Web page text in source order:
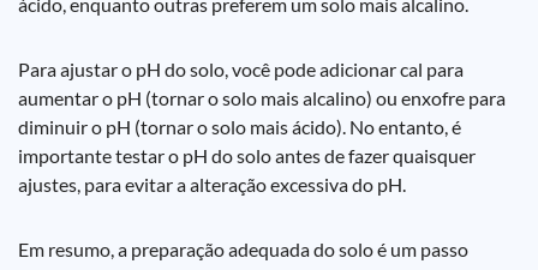
Para ajustar o pH do solo, você pode adicionar cal para
aumentar o pH (tornar o solo mais alcalino) ou enxofre para
diminuir o pH (tornar o solo mais ácido). No entanto, é
importante testar o pH do solo antes de fazer quaisquer
ajustes, para evitar a alteração excessiva do pH.
Em resumo, a preparação adequada do solo é um passo